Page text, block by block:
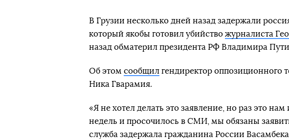
В Грузии несколько дней назад задержали
который якобы готовил убийство журналиста
назад обматерил президента РФ Владимира
Об этом сообщил гендиректор оппозиционного
Ника Гварамия.
«Я не хотел делать это заявление, но раз это
недель и просочилось в СМИ, мы обязаны
служба задержала гражданина России